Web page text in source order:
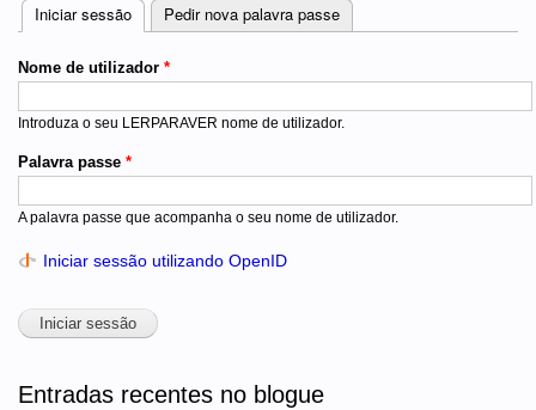
Separadores
Iniciar sessão (separador ativo)
Pedir nova palavra passe
Nome de utilizador *
Introduza o seu LERPARAVER nome de utilizador.
Palavra passe *
A palavra passe que acompanha o seu nome de utilizador.
Iniciar sessão utilizando OpenID
Entradas recentes no blogue